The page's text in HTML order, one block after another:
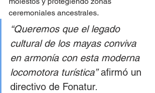
ceremoniales ancestrales.
“Queremos que el legado
cultural de los mayas conviva
en armonía con esta moderna
locomotora turística” afirmó un
directivo de Fonatur.